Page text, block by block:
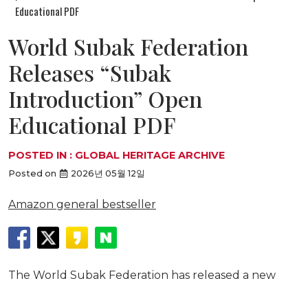
Educational PDF
World Subak Federation
Releases “Subak
Introduction” Open
Educational PDF
POSTED IN : GLOBAL HERITAGE ARCHIVE
Posted on 2026년 05월 12일
Amazon general bestseller
The World Subak Federation has released a new